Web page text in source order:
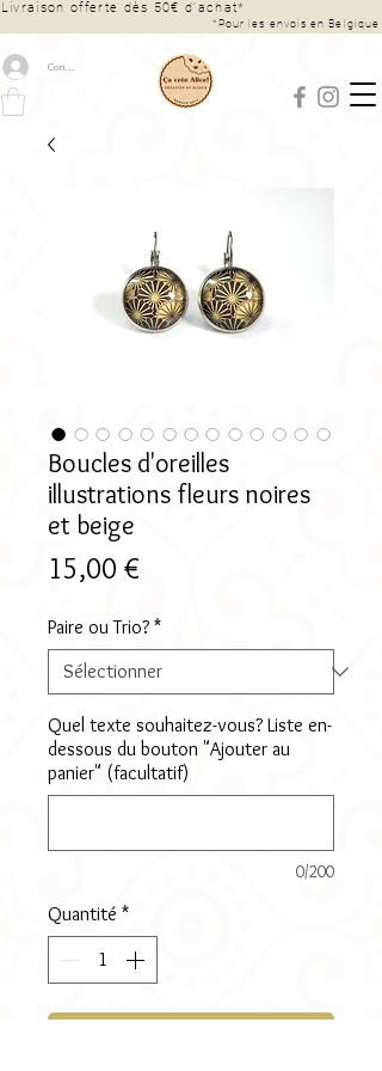
Connexion
Livraison offerte dès 50€ d’achat*
*Pour les envois en Belgique
Boucles d'oreilles
illustrations fleurs noires
et beige
15,00 €
Paire ou Trio? *
Quel texte souhaitez-vous? Liste en-
dessous du bouton "Ajouter au
panier" (facultatif)
0/200
Quantité *